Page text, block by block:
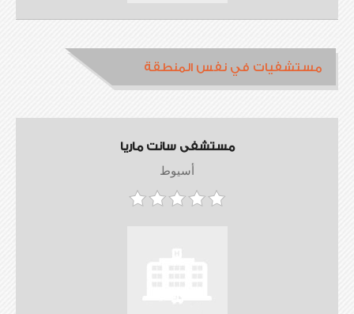
مستشفيات في نفس المنطقة
مستشفى سانت ماريا
أسيوط